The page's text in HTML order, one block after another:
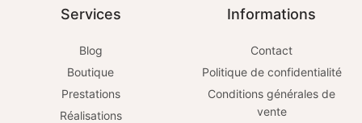
Services
Blog
Boutique
Prestations
Réalisations
Informations
Contact
Politique de confidentialité
Conditions générales de
vente